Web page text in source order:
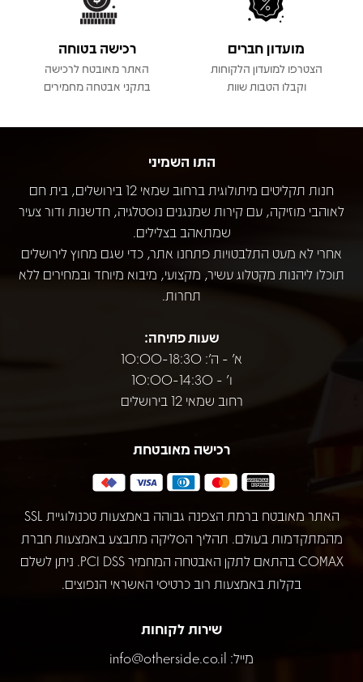
מועדון חברים
הצטרפו למועדון הלקוחות
וקבלו הטבות שוות
רכישה בטוחה
האתר מאובטח לרכישה
בתקני אבטחה מחמירים
התו השמיני
חנות תקליטים מיתולוגית ברחוב שמאי 12 בירושלים, בית חם
לאוהבי מוזיקה, עם קירות שמנגנים נוסטלגיה, חדשנות ודור צעיר
שמתאהב בצלילים.
אחרי לא מעט התלבטויות פתחנו אתר, כדי שגם מחוץ לירושלים
תוכלו ליהנות מקטלוג עשיר, מקצועי, מיבוא מיוחד ובמחירים ללא
תחרות.
שעות פתיחה:
א' - ה': 10:00-18:30
ו' - 10:00-14:30
רחוב שמאי 12 בירושלים
רכישה מאובטחת
האתר מאובטח ברמת הצפנה גבוהה באמצעות טכנולוגיית SSL
מהמתקדמות בעולם. תהליך הסליקה מתבצע באמצעות חברת
COMAX בהתאם לתקן האבטחה המחמיר PCI DSS. ניתן לשלם
בקלות באמצעות רוב כרטיסי האשראי הנפוצים.
שירות לקוחות
מייל: info@otherside.co.il